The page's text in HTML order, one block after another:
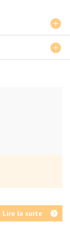
Lire la suite